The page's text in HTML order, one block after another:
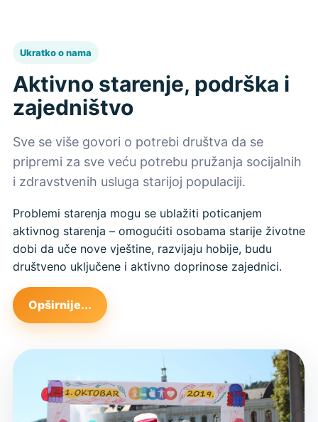
Ukratko o nama
Aktivno starenje, podrška i
zajedništvo
Sve se više govori o potrebi društva da se
pripremi za sve veću potrebu pružanja socijalnih
i zdravstvenih usluga starijoj populaciji.
Problemi starenja mogu se ublažiti poticanjem
aktivnog starenja – omogućiti osobama starije životne
dobi da uče nove vještine, razvijaju hobije, budu
društveno uključene i aktivno doprinose zajednici.
Opširnije...